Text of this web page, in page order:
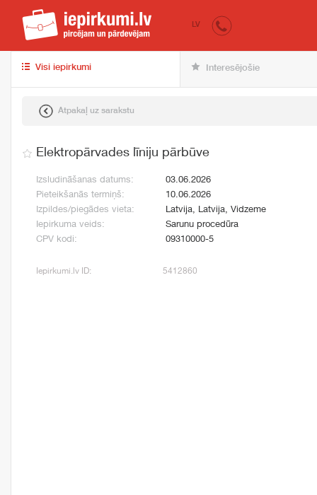
iepirkumi.lv
LV
Visi iepirkumi Interesējošie
Atpakaļ uz sarakstu
Elektropārvades līniju pārbūve
Izsludināšanas datums:
03.06.2026
Pieteikšanās termiņš:
10.06.2026
Izpildes/piegādes vieta:
Latvija, Latvija, Vidzeme
Iepirkuma veids:
Sarunu procedūra
CPV kodi:
09310000-5
Iepirkumi.lv ID: 5412860